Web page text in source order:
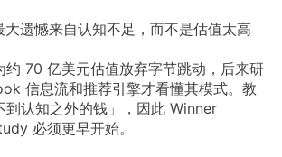
大遗憾来自认知不足，而不是估值太高
约 70 亿美元估值放弃字节跳动，后来研
信息流和推荐引擎才看懂其模式。教
到认知之外的钱」，因此 Winner
必须更早开始。